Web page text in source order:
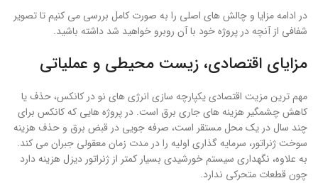
در ادامه مزایا و چالش های اصلی را به صورت کامل بررسی می کنیم تا تصویر
شفافی از آنچه در پروژه خود با آن روبرو خواهید شد داشته باشید.
مزایای اقتصادی، زیست محیطی و عملیاتی
مهم ترین مزیت اقتصادی یکپارچه سازی انرژی های نو در کانکس، حذف یا
کاهش چشمگیر هزینه های جاری برق است. در پروژه هایی که کانکس برای
چند سال در یک محل مستقر است، صرفه جویی در قبض برق و حذف هزینه
سوخت ژنراتور، سرمایه گذاری اولیه را در مدت زمان معقولی جبران می کند.
به علاوه، نگهداری سیستم خورشیدی بسیار کمتر از ژنراتور دیزل هزینه دارد
چون قطعات متحرکی ندارد.